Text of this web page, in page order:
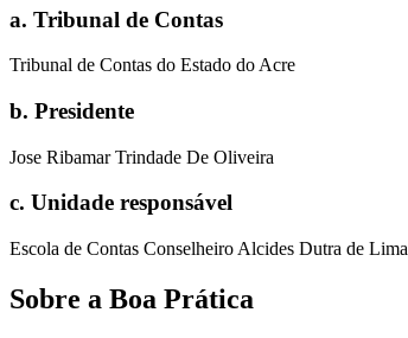
a. Tribunal de Contas
Tribunal de Contas do Estado do Acre
b. Presidente
Jose Ribamar Trindade De Oliveira
c. Unidade responsável
Escola de Contas Conselheiro Alcides Dutra de Lima
Sobre a Boa Prática